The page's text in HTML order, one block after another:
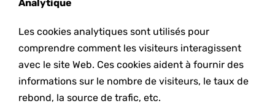
Analytique
Les cookies analytiques sont utilisés pour
comprendre comment les visiteurs interagissent
avec le site Web. Ces cookies aident à fournir des
informations sur le nombre de visiteurs, le taux de
rebond, la source de trafic, etc.